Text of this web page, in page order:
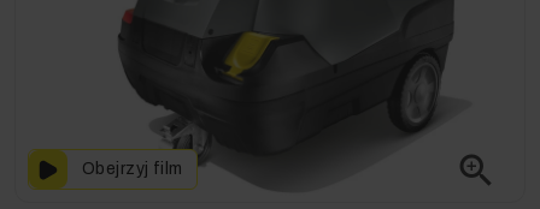
Obejrzyj film zoom_in